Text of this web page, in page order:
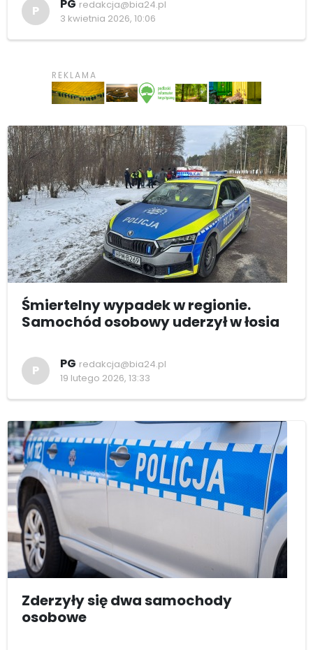
P PG redakcja@bia24.pl
3 kwietnia 2026, 10:06
Śmiertelny wypadek w regionie.
Samochód osobowy uderzył w łosia
P PG redakcja@bia24.pl
19 lutego 2026, 13:33
Zderzyły się dwa samochody
osobowe